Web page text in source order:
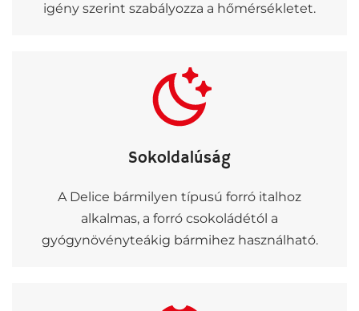
igény szerint szabályozza a hőmérsékletet.
Sokoldalúság
A Delice bármilyen típusú forró italhoz
alkalmas, a forró csokoládétól a
gyógynövényteákig bármihez használható.